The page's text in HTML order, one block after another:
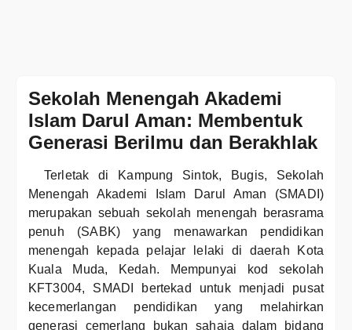
Sekolah Menengah Akademi
Islam Darul Aman: Membentuk
Generasi Berilmu dan Berakhlak
Terletak di Kampung Sintok, Bugis, Sekolah
Menengah Akademi Islam Darul Aman (SMADI)
merupakan sebuah sekolah menengah berasrama
penuh (SABK) yang menawarkan pendidikan
menengah kepada pelajar lelaki di daerah Kota
Kuala Muda, Kedah. Mempunyai kod sekolah
KFT3004, SMADI bertekad untuk menjadi pusat
kecemerlangan pendidikan yang melahirkan
generasi cemerlang bukan sahaja dalam bidang